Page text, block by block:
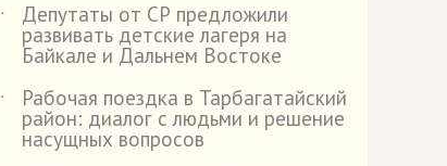
˙
Депутаты от СР предложили
развивать детские лагеря на
Байкале и Дальнем Востоке
˙
Рабочая поездка в Тарбагатайский
район: диалог с людьми и решение
насущных вопросов